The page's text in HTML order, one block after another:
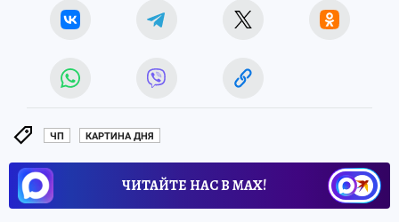
ЧП КАРТИНА ДНЯ
ЧИТАЙТЕ НАС В МАХ!